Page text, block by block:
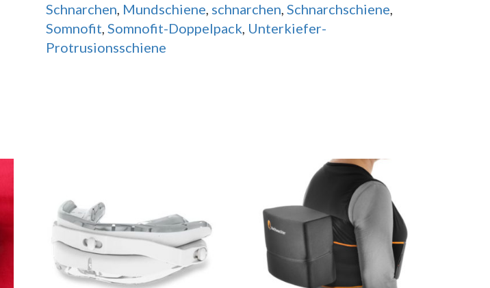
Schnarchen, Mundschiene, schnarchen, Schnarchschiene,
Somnofit, Somnofit-Doppelpack, Unterkiefer-
Protrusionsschiene